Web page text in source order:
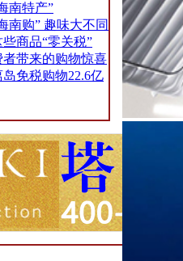
南特产”
南购” 趣味大不同
商品“零关税”
带来的购物惊喜
免税购物22.6亿